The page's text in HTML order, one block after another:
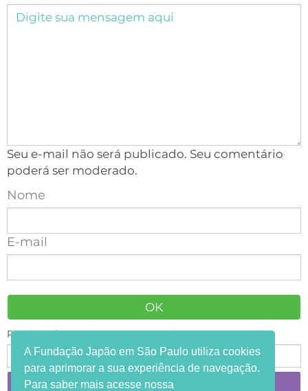
Seu e-mail não será publicado. Seu comentário
poderá ser moderado.
Nome
E-mail
Receba informações em seu e-mail:
A Fundação Japão em São Paulo utiliza cookies
para aprimorar a sua experiência de navegação.
Para saber mais acesse nossa